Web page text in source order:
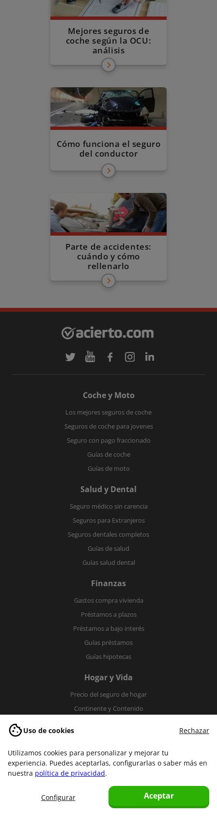
Uso de cookies Rechazar
Utilizamos cookies para personalizar y mejorar tu
experiencia. Puedes aceptarlas, configurarlas o saber más en
nuestra política de privacidad.
Aceptar
Configurar
Mejores seguros de
coche según la OCU:
análisis
Cómo funciona el seguro
del conductor
Parte de accidentes:
cuándo y cómo
rellenarlo
Coche y Moto
Los mejores seguros de coche
Seguros de coche para jovenes
Seguro con pago fraccionado
Guías de coche
Guías de moto
Salud y Dental
Seguro médico sin carencia
Seguros para Extranjeros
Seguros dentales completos
Guías de salud
Guías salud dental
Finanzas
Gastos compra vivienda
Préstamos a plazos
Préstamos a bajo interés
Guías préstamos
Guías hipotecas
Hogar y Vida
Precio del seguro de hogar
Continente y Contenido
Guías vida
Más guías
Fibra y móvil
Decesos